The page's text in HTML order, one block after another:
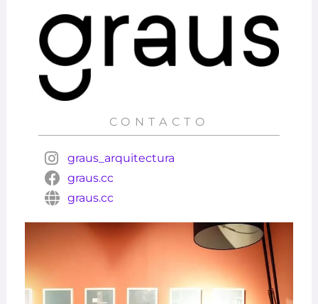
CONTACTO
graus_arquitectura
graus.cc
graus.cc